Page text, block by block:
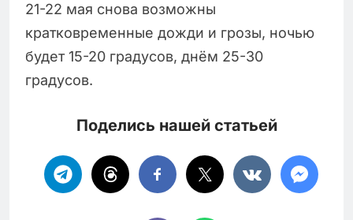
21-22 мая снова возможны
кратковременные дожди и грозы, ночью
будет 15-20 градусов, днём 25-30
градусов.
Поделись нашей статьей